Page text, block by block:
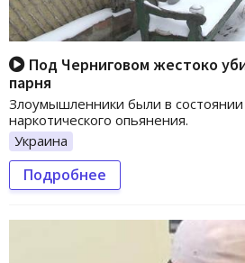
Под Черниговом жестоко
парня
Злоумышленники были в состоянии
наркотического опьянения.
Украина
Подробнее